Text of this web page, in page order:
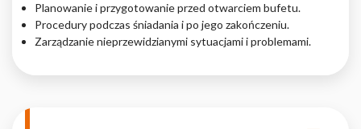
Planowanie i przygotowanie przed otwarciem bufetu.
Procedury podczas śniadania i po jego zakończeniu.
Zarządzanie nieprzewidzianymi sytuacjami i problemami.